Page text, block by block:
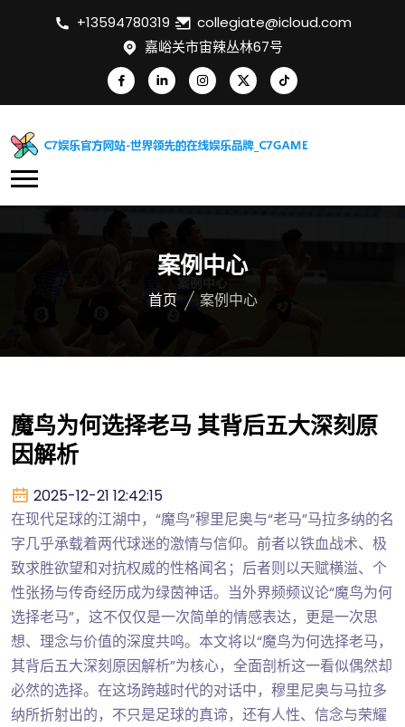
+13594780319
collegiate@icloud.com
嘉峪关市宙辣丛林67号
案例中心
首页 案例中心
魔鸟为何选择老马 其背后五大深刻原
因解析
2025-12-21 12:42:15
在现代足球的江湖中，“魔鸟”穆里尼奥与“老马”马拉多纳的名
字几乎承载着两代球迷的激情与信仰。前者以铁血战术、极
致求胜欲望和对抗权威的性格闻名；后者则以天赋横溢、个
性张扬与传奇经历成为绿茵神话。当外界频频议论“魔鸟为何
选择老马”，这不仅仅是一次简单的情感表达，更是一次思
想、理念与价值的深度共鸣。本文将以“魔鸟为何选择老马，
其背后五大深刻原因解析”为核心，全面剖析这一看似偶然却
必然的选择。在这场跨越时代的对话中，穆里尼奥与马拉多
纳所折射出的，不只是足球的真谛，还有人性、信念与荣耀